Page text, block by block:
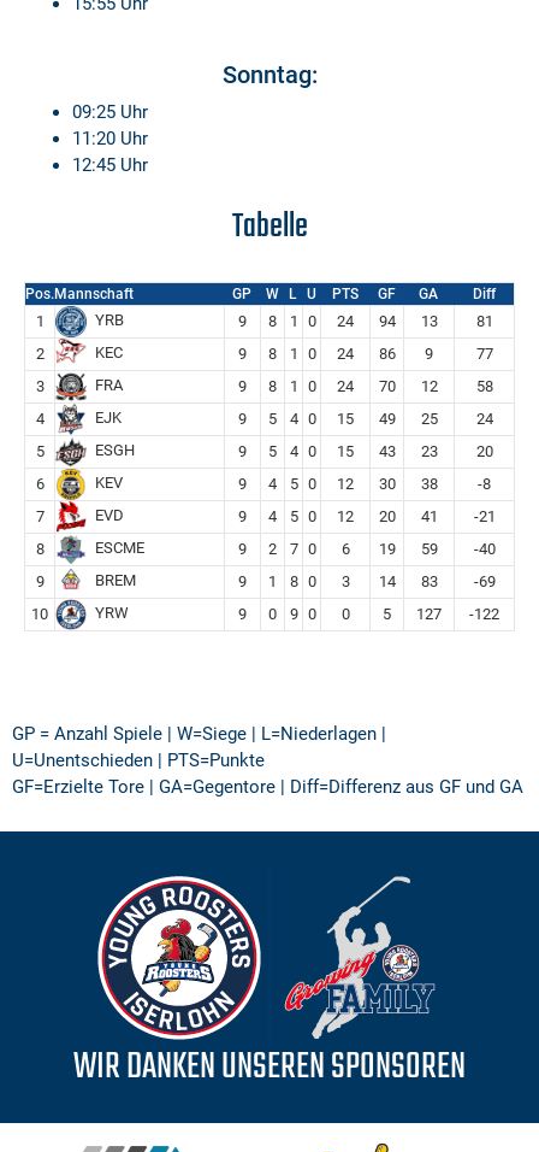
Sonntag:
09:25 Uhr
11:20 Uhr
12:45 Uhr
Tabelle
Pos.Mannschaft GP W L U PTS GF GA Diff
1 YRB 9 8 1 0 24 94 13
81
2
KEC 9 8 1 0 24 86 9
77
3
FRA 9 8 1 0 24 70 12
58
4
EJK 9 5 4 0 15 49 25
24
5
ESGH 9 5 4 0 15 43 23
20
6
KEV 9 4 5 0 12 30 38
-8
7
EVD 9 4 5 0 12 20 41
-21
8
ESCME 9 2 7 0 6 19 59
-40
9
BREM 9 1 8 0 3 14 83
-69
10
YRW 9 0 9 0 0 5 127 -122
GP = Anzahl Spiele | W=Siege | L=Niederlagen |
U=Unentschieden | PTS=Punkte
GF=Erzielte Tore | GA=Gegentore | Diff=Differenz aus GF und GA
WIR DANKEN UNSEREN SPONSOREN